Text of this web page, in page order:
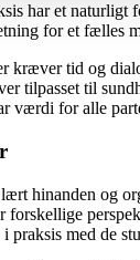
et naturligt
for et fælles
kræver tid og
tilpasset til
værdi for alle
hinanden og
med de